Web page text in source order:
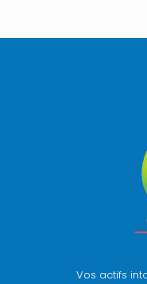
Vos actifs